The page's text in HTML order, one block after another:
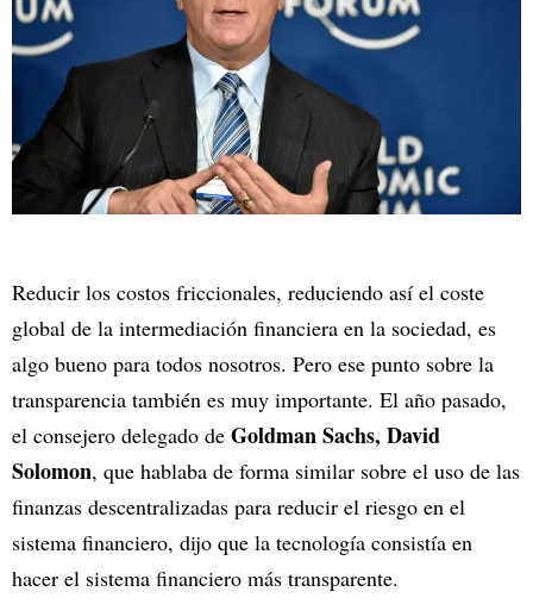
Reducir los costos friccionales, reduciendo así el coste
global de la intermediación financiera en la sociedad, es
algo bueno para todos nosotros. Pero ese punto sobre la
transparencia también es muy importante. El año pasado,
el consejero delegado de Goldman Sachs, David
Solomon, que hablaba de forma similar sobre el uso de las
finanzas descentralizadas para reducir el riesgo en el
sistema financiero, dijo que la tecnología consistía en
hacer el sistema financiero más transparente.